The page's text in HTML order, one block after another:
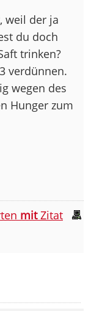
weil der ja
du doch
trinken?
verdünnen.
wegen des
Hunger zum
mitZitat